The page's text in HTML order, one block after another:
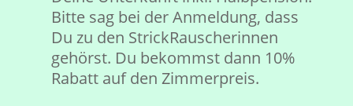
Bitte sag bei der Anmeldung, dass
Du zu den StrickRauscherinnen
gehörst. Du bekommst dann 10%
Rabatt auf den Zimmerpreis.